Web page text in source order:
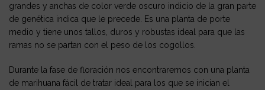
grandes y anchas de color verde oscuro indicio de la gran parte
de genética indica que le precede. Es una planta de porte
medio y tiene unos tallos, duros y robustas ideal para que las
ramas no se partan con el peso de los cogollos.
Durante la fase de floración nos encontraremos con una planta
de marihuana fácil de tratar ideal para los que se inician el